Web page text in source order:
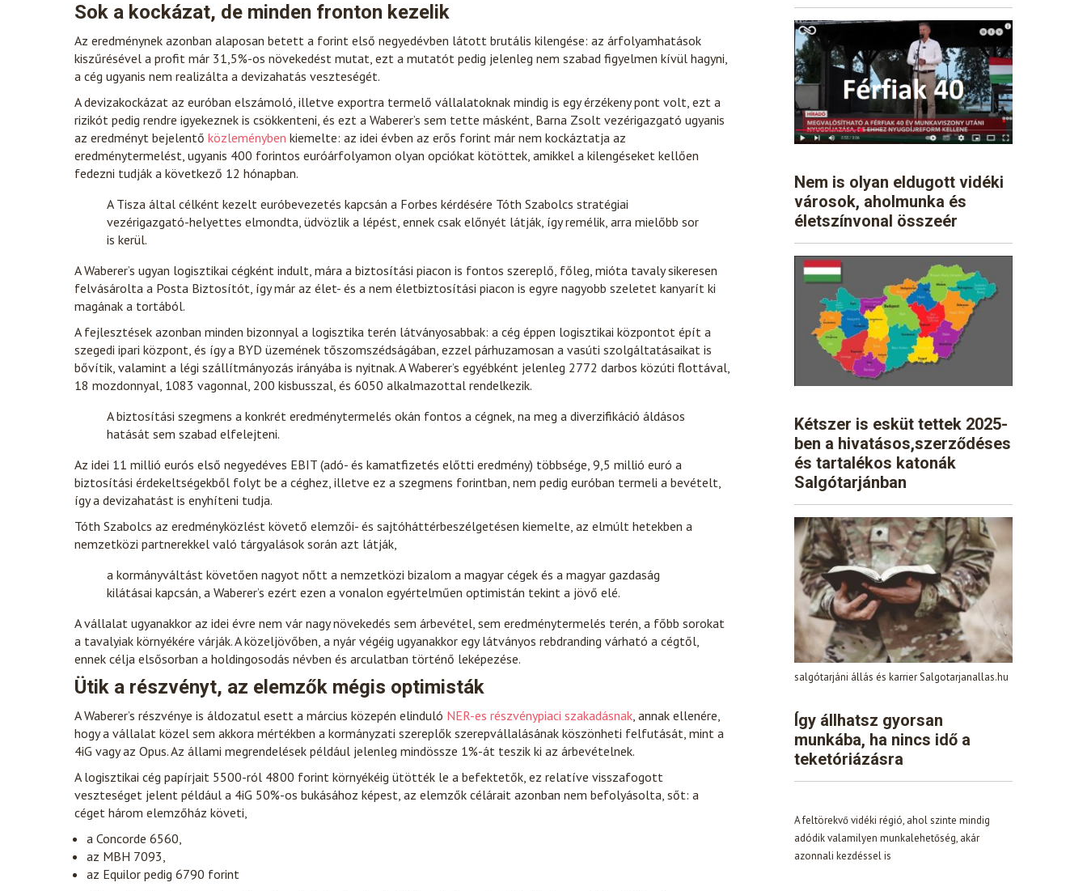
Sok a kockázat, de minden fronton kezelik
Az eredménynek azonban alaposan betett a forint első negyedévben látott brutális kilengése: az árfolyamhatások
kiszűrésével a profit már 31,5%-os növekedést mutat, ezt a mutatót pedig jelenleg nem szabad figyelmen kívül hagyni,
a cég ugyanis nem realizálta a devizahatás veszteségét.
A devizakockázat az euróban elszámoló, illetve exportra termelő vállalatoknak mindig is egy érzékeny pont volt, ezt a
rizikót pedig rendre igyekeznek is csökkenteni, és ezt a Waberer’s sem tette másként, Barna Zsolt vezérigazgató ugyanis
az eredményt bejelentő közleményben kiemelte: az idei évben az erős forint már nem kockáztatja az
eredménytermelést, ugyanis 400 forintos euróárfolyamon olyan opciókat kötöttek, amikkel a kilengéseket kellően
fedezni tudják a következő 12 hónapban.
A Tisza által célként kezelt euróbevezetés kapcsán a Forbes kérdésére Tóth Szabolcs stratégiai
vezérigazgató-helyettes elmondta, üdvözlik a lépést, ennek csak előnyét látják, így remélik, arra mielőbb sor
is kerül.
A Waberer’s ugyan logisztikai cégként indult, mára a biztosítási piacon is fontos szereplő, főleg, mióta tavaly sikeresen
felvásárolta a Posta Biztosítót, így már az élet- és a nem életbiztosítási piacon is egyre nagyobb szeletet kanyarít ki
magának a tortából.
A fejlesztések azonban minden bizonnyal a logisztika terén látványosabbak: a cég éppen logisztikai központot épít a
szegedi ipari központ, és így a BYD üzemének tőszomszédságában, ezzel párhuzamosan a vasúti szolgáltatásaikat is
bővítik, valamint a légi szállítmányozás irányába is nyitnak. A Waberer’s egyébként jelenleg 2772 darbos közúti flottával,
18 mozdonnyal, 1083 vagonnal, 200 kisbusszal, és 6050 alkalmazottal rendelkezik.
A biztosítási szegmens a konkrét eredménytermelés okán fontos a cégnek, na meg a diverzifikáció áldásos
hatását sem szabad elfelejteni.
Az idei 11 millió eurós első negyedéves EBIT (adó- és kamatfizetés előtti eredmény) többsége, 9,5 millió euró a
biztosítási érdekeltségekből folyt be a céghez, illetve ez a szegmens forintban, nem pedig euróban termeli a bevételt,
így a devizahatást is enyhíteni tudja.
Tóth Szabolcs az eredményközlést követő elemzői- és sajtóháttérbeszélgetésen kiemelte, az elmúlt hetekben a
nemzetközi partnerekkel való tárgyalások során azt látják,
a kormányváltást követően nagyot nőtt a nemzetközi bizalom a magyar cégek és a magyar gazdaság
kilátásai kapcsán, a Waberer’s ezért ezen a vonalon egyértelműen optimistán tekint a jövő elé.
A vállalat ugyanakkor az idei évre nem vár nagy növekedés sem árbevétel, sem eredménytermelés terén, a főbb sorokat
a tavalyiak környékére várják. A közeljövőben, a nyár végéig ugyanakkor egy látványos rebdranding várható a cégtől,
ennek célja elsősorban a holdingosodás névben és arculatban történő leképezése.
Ütik a részvényt, az elemzők mégis optimisták
A Waberer’s részvénye is áldozatul esett a március közepén elinduló NER-es részvénypiaci szakadásnak, annak ellenére,
hogy a vállalat közel sem akkora mértékben a kormányzati szereplők szerepvállalásának köszönheti felfutását, mint a
4iG vagy az Opus. Az állami megrendelések például jelenleg mindössze 1%-át teszik ki az árbevételnek.
A logisztikai cég papírjait 5500-ról 4800 forint környékéig ütötték le a befektetők, ez relatíve visszafogott
veszteséget jelent például a 4iG 50%-os bukásához képest, az elemzők célárait azonban nem befolyásolta, sőt: a
céget három elemzőház követi,
a Concorde 6560,
az MBH 7093,
az Equilor pedig 6790 forint
Nem is olyan eldugott vidéki
városok, aholmunka és
életszínvonal összeér
Kétszer is esküt tettek 2025-
ben a hivatásos,szerződéses
és tartalékos katonák
Salgótarjánban
salgótarjáni állás és karrier Salgotarjanallas.hu
Így állhatsz gyorsan
munkába, ha nincs idő a
teketóriázásra
A feltörekvő vidéki régió, ahol szinte mindig
adódik valamilyen munkalehetőség, akár
azonnali kezdéssel is